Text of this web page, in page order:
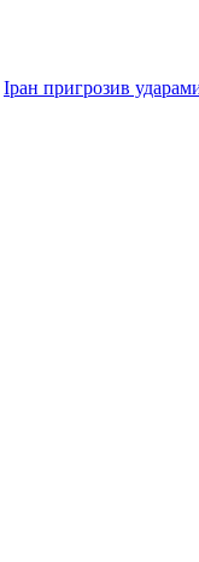
Іран пригрозив